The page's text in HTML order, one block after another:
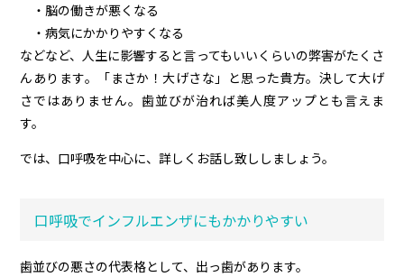
・脳の働きが悪くなる
・病気にかかりやすくなる
などなど、人生に影響すると言ってもいいくらいの弊害がたくさ
んあります。「まさか！大げさな」と思った貴方。決して大げ
さではありません。歯並びが治れば美人度アップとも言えま
す。
では、口呼吸を中心に、詳しくお話し致ししましょう。
口呼吸でインフルエンザにもかかりやすい
歯並びの悪さの代表格として、出っ歯があります。